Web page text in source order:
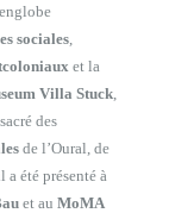
englobe
sociales
et la
Villa Stuck
des
de l’Oural, de
été présenté à
et au MoMA